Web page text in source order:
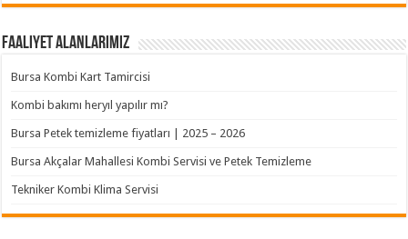
Faaliyet Alanlarımız
Bursa Kombi Kart Tamircisi
Kombi bakımı heryıl yapılır mı?
Bursa Petek temizleme fiyatları | 2025 – 2026
Bursa Akçalar Mahallesi Kombi Servisi ve Petek Temizleme
Tekniker Kombi Klima Servisi